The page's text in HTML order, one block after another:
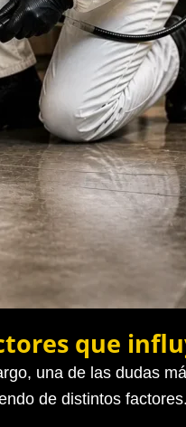
que
una de las dudas
de distintos factores.